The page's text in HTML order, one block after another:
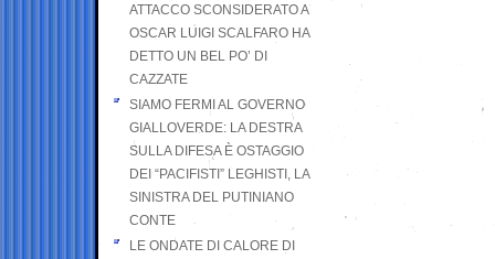
ATTACCO SCONSIDERATO A
OSCAR LUIGI SCALFARO HA
DETTO UN BEL PO’ DI
CAZZATE
SIAMO FERMI AL GOVERNO
GIALLOVERDE: LA DESTRA
SULLA DIFESA È OSTAGGIO
DEI “PACIFISTI” LEGHISTI, LA
SINISTRA DEL PUTINIANO
CONTE
LE ONDATE DI CALORE DI